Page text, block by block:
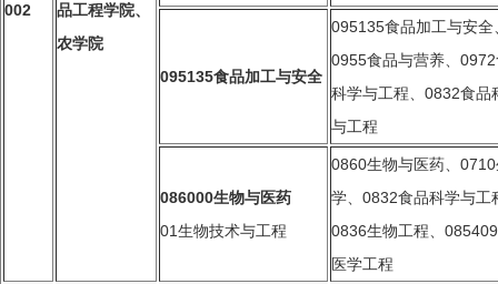
002
品工程学院、
农学院
095135食品加工与安全
095135食品加工与安全
0955食品与营养、
科学与工程、0832食品
与工程
086000生物与医药
01生物技术与工程
0860生物与医药 、0710
学 、0832食品科学与工
0836生物工程 、085409
医学工程